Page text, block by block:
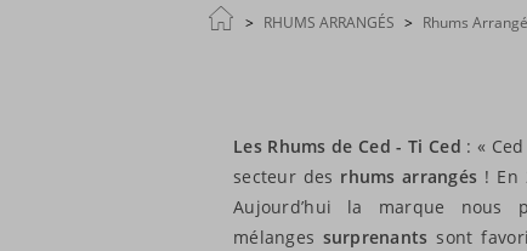
RHUMS ARRANGÉS Rhums
Les Rhums de Ced - Ti Ced : «
secteur des rhums arrangés ! En
Aujourd’hui la marque nous
mélanges surprenants sont